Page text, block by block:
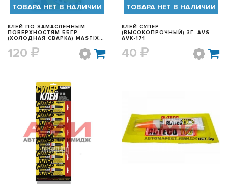
ТОВАРА НЕТ В НАЛИЧИИ
КЛЕЙ ПО ЗАМАСЛЕННЫМ
ПОВЕРХНОСТЯМ 55ГР.
(ХОЛОДНАЯ СВАРКА) MASTIX
120
ТОВАРА НЕТ В НАЛИЧИИ
КЛЕЙ СУПЕР
(ВЫСОКОПРОЧНЫЙ) 3Г. AVS
AVK-171
40
БЫСТРЫЙ ПРОСМОТР БЫСТРЫЙ ПРОСМОТР